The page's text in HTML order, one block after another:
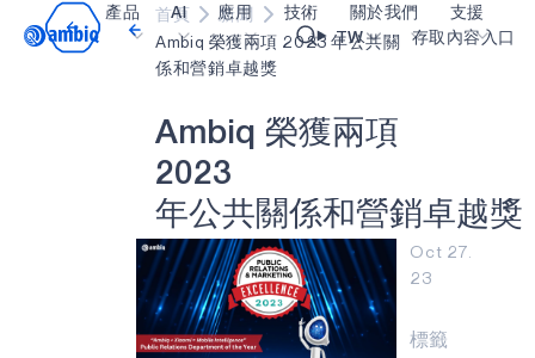
產品 AI 應用
醫療保健
工業邊緣
智能遙控器
智慧家庭和建築
智慧卡
可穿戴設備
技術
blueSPOT
neuralSPOT
secureSPOT
SPOT
turboSPOT
關於我們
部落格
讓我們共同建設未來
活動
投資者關係
訊息
支援
線上支援
我們的合作
影像資料庫
TW 存取內容入口
首頁
新聞
Ambiq 榮獲兩項 2023 年公共關
係和營銷卓越獎
Am biq 榮獲兩項
2023
年公共關係和 營銷卓越獎
Oct 27.
23
標籤
Video title
OK